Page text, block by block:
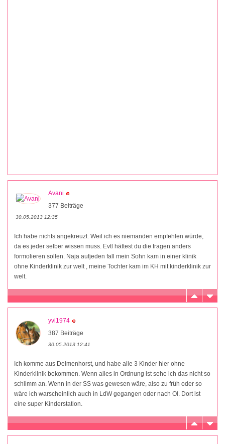
Avani
377 Beiträge
30.05.2013 12:35
Ich habe nichts angekreuzt. Weil ich es niemanden empfehlen würde,
da es jeder selber wissen muss. Evtl hättest du die fragen anders
formolieren sollen. Naja aufjeden fall mein Sohn kam in einer klinik
ohne Kinderklinik zur welt , meine Tochter kam im KH mit kinderklinik zur
welt.
yvi1974
387 Beiträge
30.05.2013 12:41
Ich komme aus Delmenhorst, und habe alle 3 Kinder hier ohne
Kinderklinik bekommen. Wenn alles in Ordnung ist sehe ich das nicht so
schlimm an. Wenn in der SS was gewesen wäre, also zu früh oder so
wäre ich warscheinlich auch in LdW gegangen oder nach Ol. Dort ist
eine super Kinderstation.